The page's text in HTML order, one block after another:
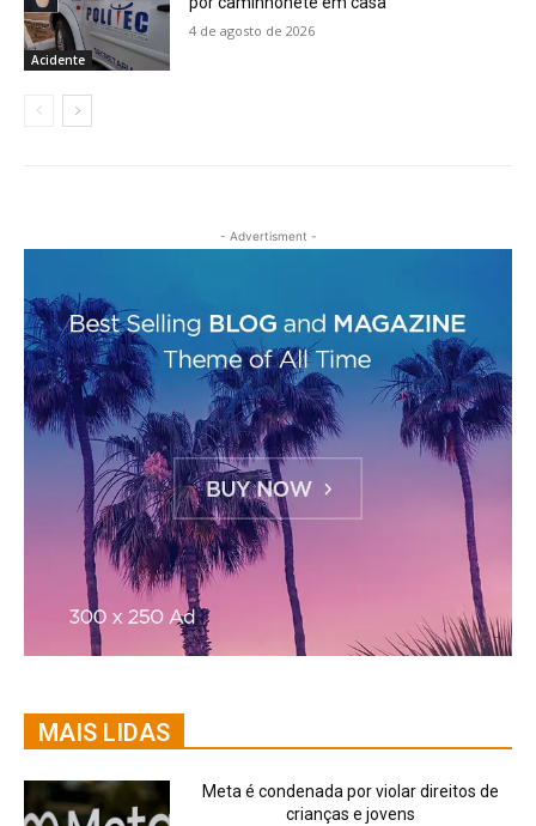
Acidente
4 de agosto de 2026
- Advertisment -
MAIS LIDAS
Meta é condenada por violar direitos de
crianças e jovens